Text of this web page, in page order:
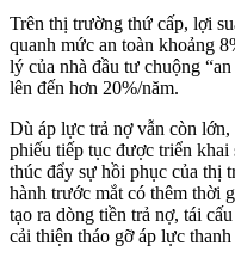
Trên thị trường thứ cấp, lợi
quanh mức an toàn khoảng
lý của nhà đầu tư chuộng
lên đến hơn 20%/năm.
Dù áp lực trả nợ vẫn còn lớn,
phiếu tiếp tục được triển
thúc đẩy sự hồi phục của thị
hành trước mắt có thêm thời
tạo ra dòng tiền trả nợ, tái
cải thiện tháo gỡ áp lực